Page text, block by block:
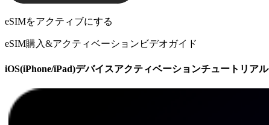
eSIMをアクティブにする
eSIM購入&アクティベーションビデオガイド
iOS(iPhone/iPad)デバイスアクティベーションチュートリアル